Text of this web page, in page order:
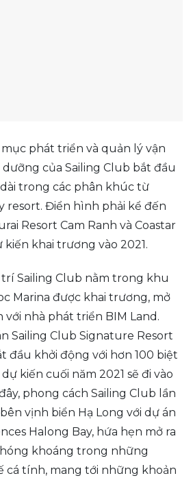
phát triển và quản lý vận
của Sailing Club bắt đầu
trong các phân khúc từ
Điển hình phải kể đến
Resort Cam Ranh và Coastar
kiến khai trương vào 2021.
trí Sailing Club nằm trong khu
Marina được khai trương, mở
nhà phát triển BIM Land.
Sailing Club Signature Resort
đầu khởi động với hơn 100 biệt
kiến cuối năm 2021 sẽ đi vào
phong cách Sailing Club lần
vịnh biển Hạ Long với dự án
Halong Bay, hứa hẹn mở ra
khoáng trong những
cá tính, mang tới những khoản